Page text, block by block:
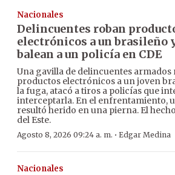
Nacionales
Delincuentes roban
electrónicos a un brasileño
balean a un policía en CDE
Una gavilla de delincuentes armados
productos electrónicos a un joven
la fuga, atacó a tiros a policías que
interceptarla. En el enfrentamiento,
resultó herido en una pierna. El
del Este.
Agosto 8, 2026 09:24 a. m. · Edgar Medina
Nacionales